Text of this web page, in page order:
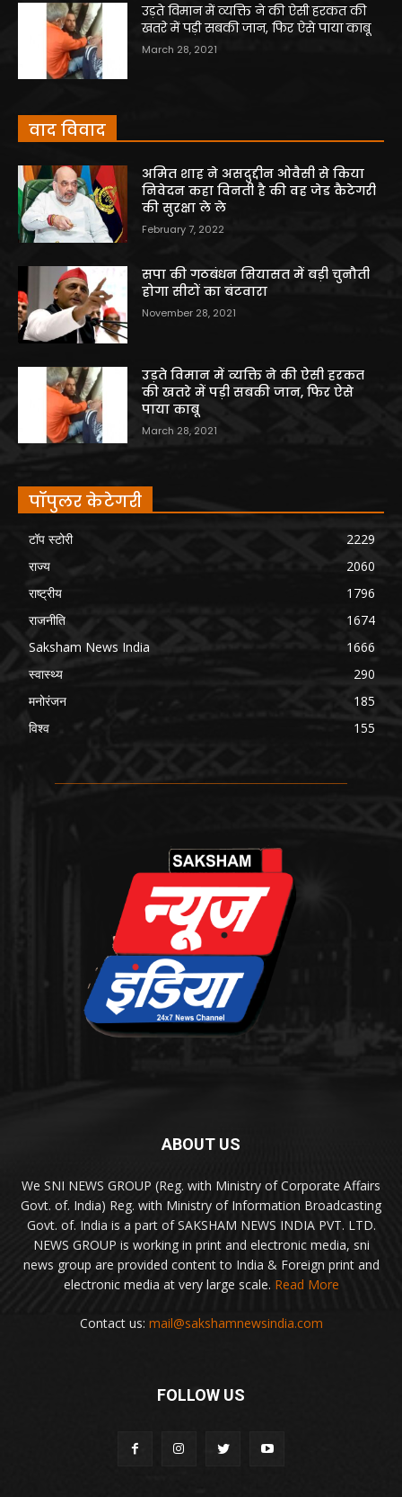
उड़ते विमान में व्यक्ति ने की ऐसी हरकत की
खतरे में पड़ी सबकी जान, फिर ऐसे पाया काबू
March 28, 2021
वाद विवाद
अमित शाह ने असदुद्दीन ओवैसी से किया
निवेदन कहा विनती है की वह जेड कैटेगरी
की सुरक्षा ले ले
February 7, 2022
सपा की गठबंधन सियासत में बड़ी चुनौती
होगा सीटों का बंटवारा
November 28, 2021
उड़ते विमान में व्यक्ति ने की ऐसी हरकत
की खतरे में पड़ी सबकी जान, फिर ऐसे
पाया काबू
March 28, 2021
पॉपुलर केटेगरी
टॉप स्टोरी
2229
राज्य
2060
राष्ट्रीय
1796
राजनीति
1674
Saksham News India
1666
स्वास्थ्य
290
मनोरंजन
185
विश्व
155
ABOUT US
We SNI NEWS GROUP (Reg. with Ministry of Corporate Affairs
Govt. of. India) Reg. with Ministry of Information Broadcasting
Govt. of. India is a part of SAKSHAM NEWS INDIA PVT. LTD.
NEWS GROUP is working in print and electronic media, sni
news group are provided content to India & Foreign print and
electronic media at very large scale. Read More
Contact us: mail@sakshamnewsindia.com
FOLLOW US